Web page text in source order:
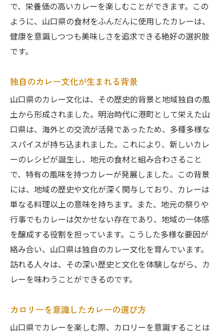
地元の恵みを活かした山口県のカレーの低カロ
リー化の工夫
低脂肪で美味しいカレーの作り方
低カロリーカレーの調理法
健康に良い食材の組み合わせ
山口県産の食材を使ったカレーの魅力
山口県のカレーが提供する文化体験とそのヘル
シーな楽しみ方
カレーを通じた山口県文化の理解
健康的なライフスタイルを取り入れた食事
地域の歴史を感じるカレー体験
食事を通じた地域とのつながり
地元文化を感じるカレーの味わい
ヘルシーで美味しいカレーの秘訣
カレーのカロリーを超えた山口県の食体験の豊
カレーを楽しむための総合的なアプローチ
地域の食文化を深く知るきっかけ
で、栄養価の高いカレーを楽しむことができます。この
ように、山口県の食材をふんだんに使用したカレーは、
健康を意識しつつも美味しさを追求できる絶好の選択肢
です。
独自のカレー文化が生まれる背景
山口県のカレー文化は、その歴史的背景と地域独自の風
土から形成されました。明治時代に港町として栄えた山
口県は、海外との交流が活発であったため、多種多様な
スパイスが持ち込まれました。これにより、新しいカレ
ーのレシピが誕生し、地元の食材と組み合わさること
で、特有の風味を持つカレーが発展しました。この背景
には、地域の歴史や文化が深く関与しており、カレーは
単なる料理以上の意味を持ちます。また、地元の祭りや
行事でもカレーは欠かせない存在であり、地域の一体感
を醸成する役割を担っています。こうした多様な要因が
絡み合い、山口県は独自のカレー文化を育んでいます。
訪れる人々は、その深い歴史と文化を体験しながら、カ
レーを味わうことができるのです。
カロリーを意識したカレーの選び方
山口県でカレーを楽しむ際、カロリーを意識することは